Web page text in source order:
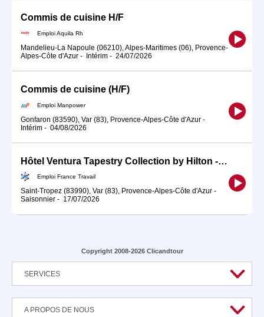
Commis de cuisine H/F
Emploi Aquila Rh
Mandelieu-La Napoule (06210), Alpes-Maritimes (06), Provence-
Alpes-Côte d'Azur - Intérim - 24/07/2026
Commis de cuisine (H/F)
Emploi Manpower
Gonfaron (83590), Var (83), Provence-Alpes-Côte d'Azur -
Intérim - 04/08/2026
Hôtel Ventura Tapestry Collection by Hilton - Chef de partie nuit (H/F)
Emploi France Travail
Saint-Tropez (83990), Var (83), Provence-Alpes-Côte d'Azur -
Saisonnier - 17/07/2026
Copyright 2008-2026 Clicandtour
SERVICES
A PROPOS DE NOUS